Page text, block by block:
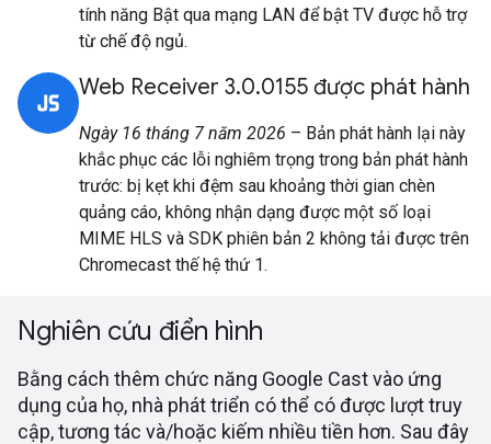
tính năng Bật qua mạng LAN để bật TV được hỗ trợ
từ chế độ ngủ.
Web Receiver 3.0.0155 được phát hành
Ngày 16 tháng 7 năm 2026 – Bản phát hành lại này
khắc phục các lỗi nghiêm trọng trong bản phát hành
trước: bị kẹt khi đệm sau khoảng thời gian chèn
quảng cáo, không nhận dạng được một số loại
MIME HLS và SDK phiên bản 2 không tải được trên
Chromecast thế hệ thứ 1.
Nghiên cứu điển hình
Bằng cách thêm chức năng Google Cast vào ứng
dụng của họ, nhà phát triển có thể có được lượt truy
cập, tương tác và/hoặc kiếm nhiều tiền hơn. Sau đây